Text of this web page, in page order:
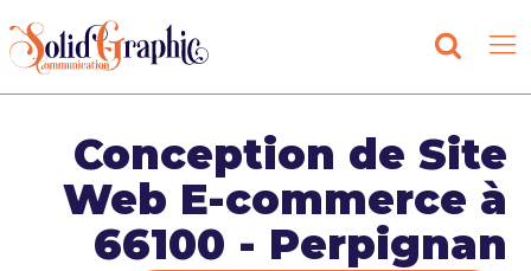
Conception de Site
Web E-commerce à
66100 - Perpignan